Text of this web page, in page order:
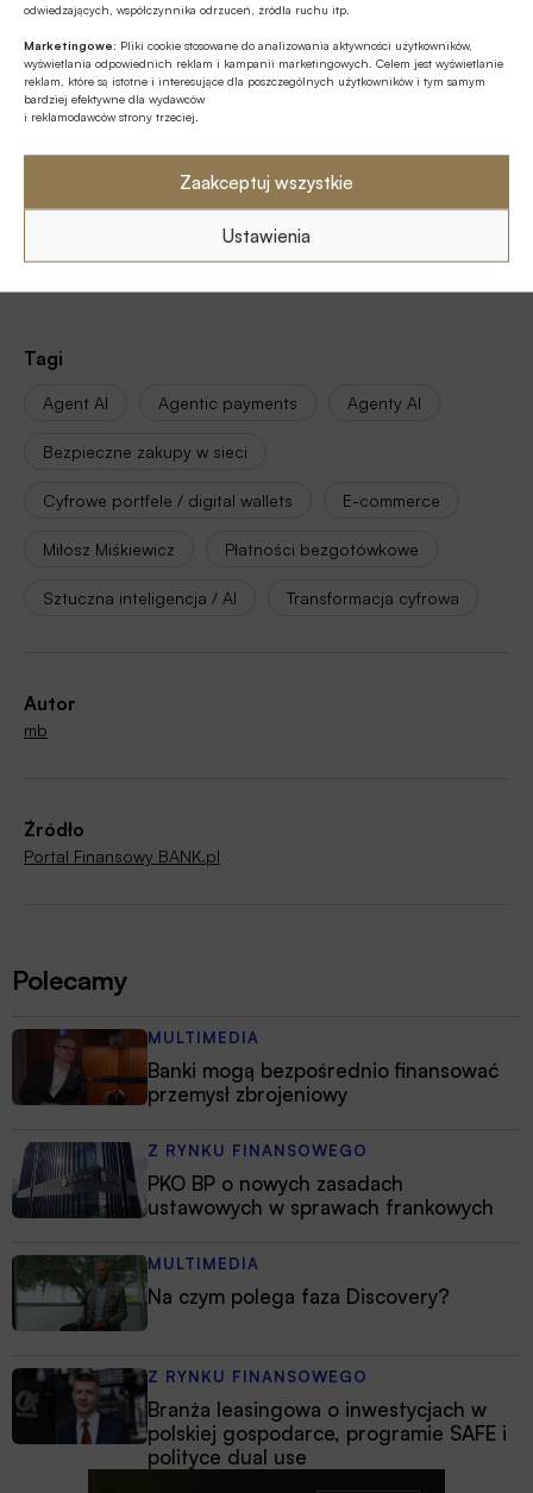
odwiedzających, współczynnika odrzuceń, źródła ruchu itp.
Marketingowe: Pliki cookie stosowane do analizowania aktywności użytkowników,
wyświetlania odpowiednich reklam i kampanii marketingowych. Celem jest wyświetlanie
reklam, które są istotne i interesujące dla poszczególnych użytkowników i tym samym
bardziej efektywne dla wydawców
i reklamodawców strony trzeciej.
Zaakceptuj wszystkie
Ustawienia
Źródło:Autopay
Tagi
Agent AI Agentic payments Agenty AI
Bezpieczne zakupy w sieci
Cyfrowe portfele / digital wallets E-commerce
Miłosz Miśkiewicz Płatności bezgotówkowe
Sztuczna inteligencja / AI Transformacja cyfrowa
Autor
mb
Źródło
Portal Finansowy BANK.pl
Polecamy
MULTIMEDIA
Banki mogą bezpośrednio finansować
przemysł zbrojeniowy
Z RYNKU FINANSOWEGO
PKO BP o nowych zasadach
ustawowych w sprawach frankowych
MULTIMEDIA
Na czym polega faza Discovery?
Z RYNKU FINANSOWEGO
Branża leasingowa o inwestycjach w
polskiej gospodarce, programie SAFE i
polityce dual use